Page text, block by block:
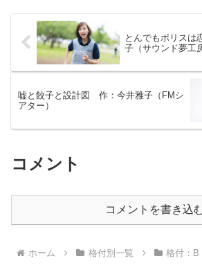
だが…
で、あのマルベリ
こと。自らの希望
す家と父親が暮ら
するというものだ
つの家で、悩みな
ンディの新しい生
とんでもポリス
子（サウンド夢工
嘘と餃子と設計図 作：今井雅子（FMシ
アター）
コメント
コメントを書き込
ホーム 格付別一覧 格付：B